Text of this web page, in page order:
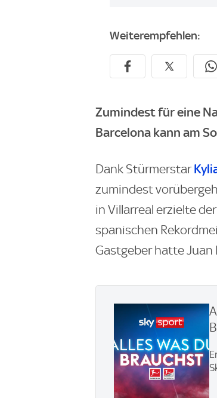
Weiterempfehlen:
Zumindest für eine
Barcelona kann am
Dank Stürmerstar
zumindest
in Villarreal erzielte
spanischen
Gastgeber hatte